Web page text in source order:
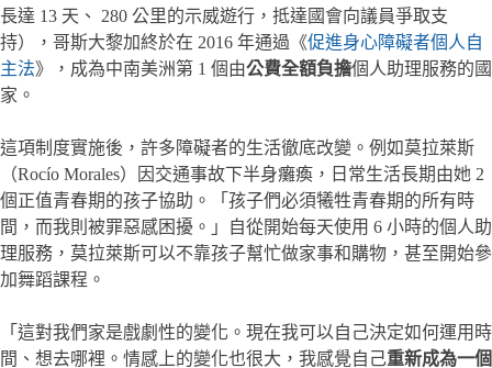
長達 13 天、 280 公里的示威遊行，抵達國會向議員爭取支
持），哥斯大黎加終於在 2016 年通過《促進身心障礙者個人自
主法》，成為中南美洲第 1 個由公費全額負擔個人助理服務的國
家。
這項制度實施後，許多障礙者的生活徹底改變。例如莫拉萊斯
（Rocío Morales）因交通事故下半身癱瘓，日常生活長期由她 2
個正值青春期的孩子協助。「孩子們必須犧牲青春期的所有時
間，而我則被罪惡感困擾。」自從開始每天使用 6 小時的個人助
理服務，莫拉萊斯可以不靠孩子幫忙做家事和購物，甚至開始參
加舞蹈課程。
「這對我們家是戲劇性的變化。現在我可以自己決定如何運用時
間、想去哪裡。情感上的變化也很大，我感覺自己重新成為一個